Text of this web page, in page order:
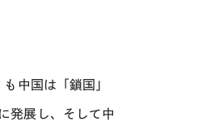
中国は「鎖国」
発展し、そして中